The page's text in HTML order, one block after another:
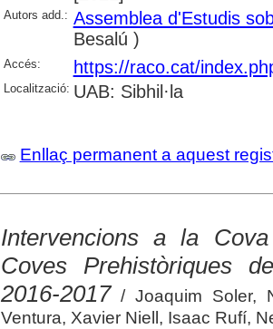
Autors add.: Assemblea d'Estudis
Besalú )
Accés: https://raco.cat/
Localització: UAB: Sibhil·la
Enllaç permanent a aquest
Intervencions a la
Coves Prehistòriques
2016-2017 / Joaquim Soler,
Ventura, Xavier Niell, Isaac Rufí,